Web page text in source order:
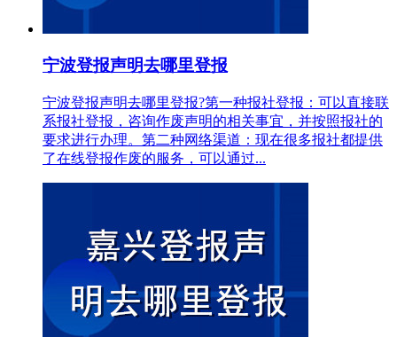
宁波登报声明去哪里登报
宁波登报声明去哪里登报?第一种报社登报：可以直接联
系报社登报，咨询作废声明的相关事宜，并按照报社的
要求进行办理。第二种网络渠道：现在很多报社都提供
了在线登报作废的服务，可以通过...